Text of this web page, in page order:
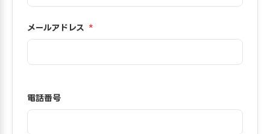
メールアドレス *
電話番号